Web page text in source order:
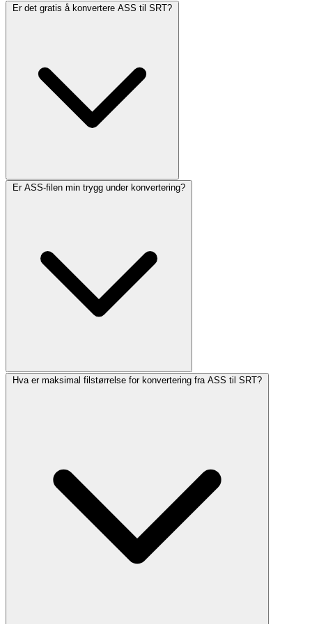
Er det gratis å konvertere ASS til SRT?
Er ASS-filen min trygg under konvertering?
Hva er maksimal filstørrelse for konvertering fra ASS til SRT?